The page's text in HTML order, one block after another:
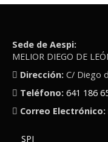
Sede de Aespi:
MELIOR DIEGO DE
Dirección: C/ Diego
Teléfono: 641 186
Correo Electrónico:
SPI